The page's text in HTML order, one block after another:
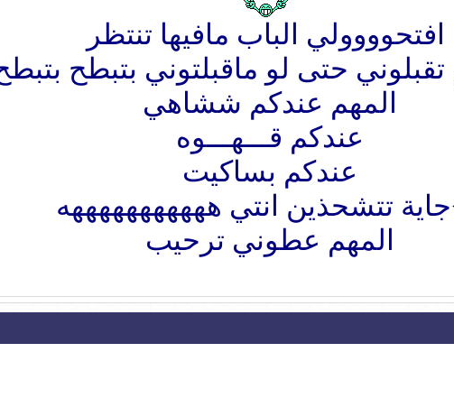
افتحوووولي الباب مافيها تنتظر
حتى لو ماقبلتوني بتبطح
المهم عندكم ششاهي
عندكم قـــهـــوه
عندكم بساكيت
تتشحذين انتي هههههههههههه
المهم عطوني ترحيب